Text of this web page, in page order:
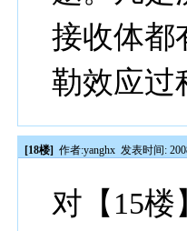
接收体都
勒效应过
[18楼] 作者:yanghx 发表时间:
对【15楼